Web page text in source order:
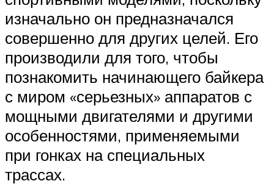
изначально он предназначался
совершенно для других целей. Его
производили для того, чтобы
познакомить начинающего байкера
с миром «серьезных» аппаратов с
мощными двигателями и другими
особенностями, применяемыми
при гонках на специальных
трассах.